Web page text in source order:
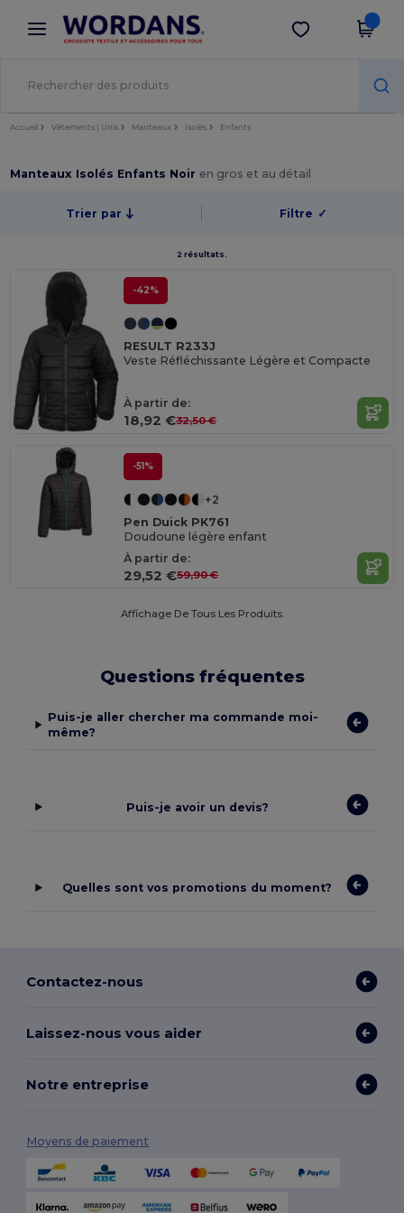
× Appli Wordans
Meilleurs prix sur l’app !
Obtenir l'appli
Accueil Vêtements | Unis Manteaux Isolés Enfants
Manteaux Isolés Enfants Noir en gros et au détail
Trier par Filtre ✓
2 résultats.
-42%
RESULT R233J
Veste Réfléchissante Légère et Compacte
À partir de:
18,92 €32,50 €
-51%
+2
Pen Duick PK761
Doudoune légère enfant
À partir de:
29,52 €59,90 €
Affichage De Tous Les Produits.
Questions fréquentes
Puis-je aller chercher ma commande moi-
même?
Puis-je avoir un devis?
Quelles sont vos promotions du moment?
Contactez-nous
Laissez-nous vous aider
Notre entreprise
Moyens de paiement